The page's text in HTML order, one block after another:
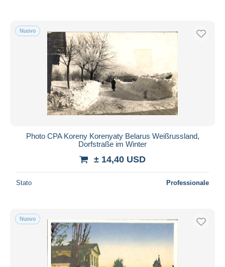
Nuovo
Photo CPA Koreny Korenyaty Belarus Weißrussland,
Dorfstraße im Winter
± 14,40 USD
Stato Professionale
Nuovo